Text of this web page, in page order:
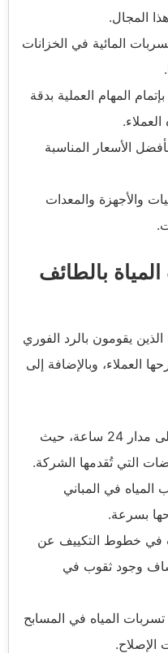
المجال.
المائية في الخزانات
المهام العملية بدقة
الأسعار المناسبة
والأجهزة والمعدات
بالطائف
يقومون بالرد الفوري
العملاء، وبالإضافة إلى
يعمل فريق خدمة العملاء على مدار 24 ساعة، حيث
التي تُقدمها الشركة.
في المباني
بسرعة.
في خطوط التكييف عن
وجود ثقوب في
المياه في المسابح